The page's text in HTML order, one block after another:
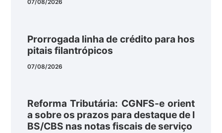
07/08/2026
Prorrogada linha de crédito para hos
pitais filantrópicos
07/08/2026
Reforma Tributária: CGNFS-e orient
a sobre os prazos para destaque de I
BS/CBS nas notas fiscais de serviço